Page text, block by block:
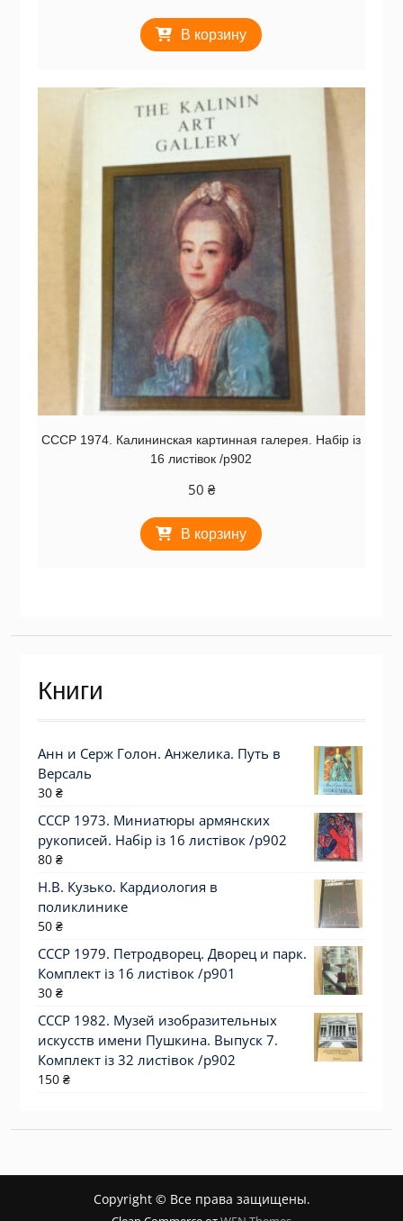
В корзину
СССР 1974. Калининская картинная галерея. Набір із
16 листівок /р902
50 ₴
В корзину
Книги
Анн и Серж Голон. Анжелика. Путь в
Версаль
30 ₴
СССР 1973. Миниатюры армянских
рукописей. Набір із 16 листівок /р902
80 ₴
Н.В. Кузько. Кардиология в
поликлинике
50 ₴
СССР 1979. Петродворец. Дворец и парк.
Комплект із 16 листівок /р901
30 ₴
СССР 1982. Музей изобразительных
искусств имени Пушкина. Выпуск 7.
Комплект із 32 листівок /р902
150 ₴
Copyright © Все права защищены.